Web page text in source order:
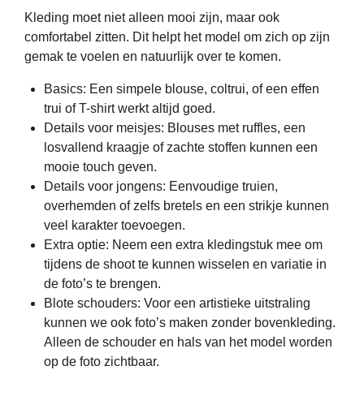
Kleding moet niet alleen mooi zijn, maar ook
comfortabel zitten. Dit helpt het model om zich op zijn
gemak te voelen en natuurlijk over te komen.
Basics: Een simpele blouse, coltrui, of een effen
trui of T-shirt werkt altijd goed.
Details voor meisjes: Blouses met ruffles, een
losvallend kraagje of zachte stoffen kunnen een
mooie touch geven.
Details voor jongens: Eenvoudige truien,
overhemden of zelfs bretels en een strikje kunnen
veel karakter toevoegen.
Extra optie: Neem een extra kledingstuk mee om
tijdens de shoot te kunnen wisselen en variatie in
de foto’s te brengen.
Blote schouders: Voor een artistieke uitstraling
kunnen we ook foto’s maken zonder bovenkleding.
Alleen de schouder en hals van het model worden
op de foto zichtbaar.